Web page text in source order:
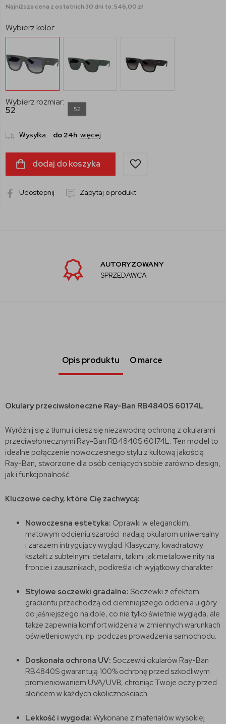
Najniższa cena z ostatnich 30 dni to: 546,00 zł
Wybierz kolor:
Wybierz rozmiar:
52
52
Wysyłka: do 24h więcej
dodaj do koszyka
Udostepnij Zapytaj o produkt
AUTORYZOWANY
SPRZEDAWCA
Opis produktu O marce
Okulary przeciwsłoneczne Ray-Ban RB4840S 60174L
Wyróżnij się z tłumu i ciesz się niezawodną ochroną z okularami
przeciwsłonecznymi Ray-Ban RB4840S 60174L. Ten model to
idealne połączenie nowoczesnego stylu z kultową jakością
Ray-Ban, stworzone dla osób ceniących sobie zarówno design,
jak i funkcjonalność.
Kluczowe cechy, które Cię zachwycą:
Nowoczesna estetyka: Oprawki w eleganckim,
matowym odcieniu szarości nadają okularom uniwersalny
i zarazem intrygujący wygląd. Klasyczny, kwadratowy
kształt z subtelnymi detalami, takimi jak metalowe nity na
froncie i zausznikach, podkreśla ich wyjątkowy charakter.
Stylowe soczewki gradalne: Soczewki z efektem
gradientu przechodzą od ciemniejszego odcienia u góry
do jaśniejszego na dole, co nie tylko świetnie wygląda, ale
także zapewnia komfort widzenia w zmiennych warunkach
oświetleniowych, np. podczas prowadzenia samochodu.
Doskonała ochrona UV: Soczewki okularów Ray-Ban
RB4840S gwarantują 100% ochronę przed szkodliwym
promieniowaniem UVA/UVB, chroniąc Twoje oczy przed
słońcem w każdych okolicznościach.
Lekkość i wygoda: Wykonane z materiałów wysokiej